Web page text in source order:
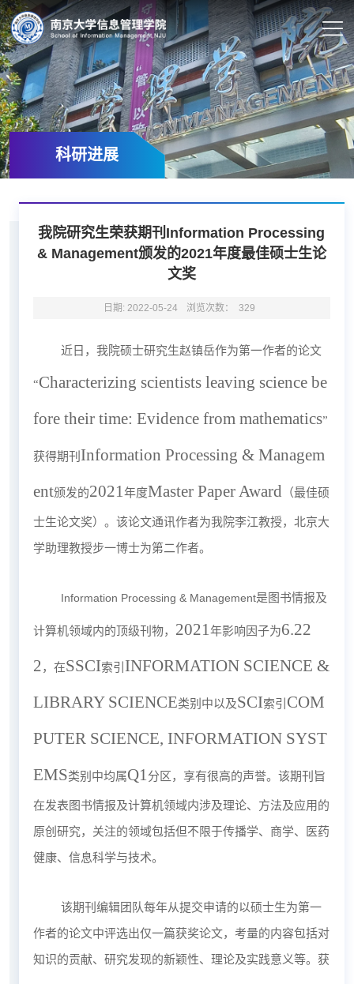
科研进展
我院研究生荣获期刊Information Processing
& Management颁发的2021年度最佳硕士生论
文奖
日期: 2022-05-24 浏览次数： 329
近日，我院硕士研究生赵镇岳作为第一作者的论文
“Characterizing scientists leaving science be
fore their time: Evidence from mathematics”
获得期刊 Information Processing & Managem
ent颁发的2021年度Master Paper Award （最佳硕
士生论文奖）。该论文通讯作者为我院李江教授，北京大
学助理教授步一博士为第二作者。
Information Processing & Management是图书情报及
计算机领域内的顶级刊物， 2021年影响因子为6.22
2，在SSCI索引 INFORMATION SCIENCE &
LIBRARY SCIENCE类别中以及SCI索引 COM
PUTER SCIENCE, INFORMATION SYST
EMS类别中均属Q1分区，享有很高的声誉。该期刊旨
在发表图书情报及计算机领域内涉及理论、方法及应用的
原创研究，关注的领域包括但不限于传播学、商学、医药
健康、信息科学与技术。
该期刊编辑团队每年从提交申请的以硕士生为第一
作者的论文中评选出仅一篇获奖论文，考量的内容包括对
知识的贡献、研究发现的新颖性、理论及实践意义等。获